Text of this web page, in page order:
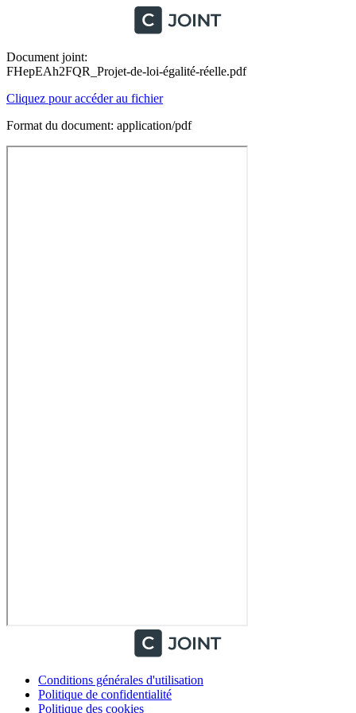
Document joint:
FHepEAh2FQR_Projet-de-loi-égalité-réelle.pdf
Cliquez pour accéder au fichier
Format du document: application/pdf
Conditions générales d'utilisation
Politique de confidentialité
Politique des cookies